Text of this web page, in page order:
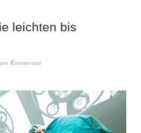
leichten bis
Kommentar